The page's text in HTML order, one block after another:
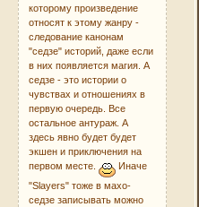
которому произведение
относят к этому жанру -
следование канонам
"седзе" историй, даже если
в них появляется магия. А
седзе - это истории о
чувствах и отношениях в
первую очередь. Все
остальное антураж. А
здесь явно будет будет
экшен и приключения на
первом месте.
Иначе
"Slayers" тоже в махо-
седзе записывать можно